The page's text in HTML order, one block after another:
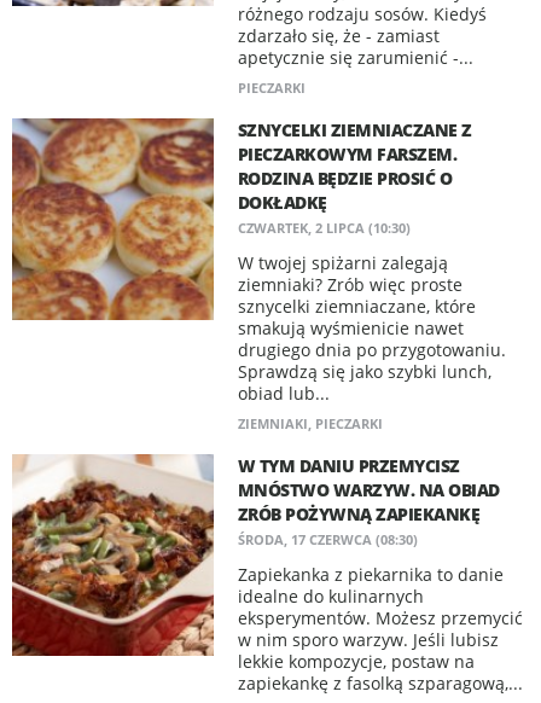
różnego rodzaju sosów. Kiedyś
zdarzało się, że - zamiast
apetycznie się zarumienić -...
PIECZARKI
SZNYCELKI ZIEMNIACZANE Z
PIECZARKOWYM FARSZEM.
RODZINA BĘDZIE PROSIĆ O
DOKŁADKĘ
CZWARTEK, 2 LIPCA (10:30)
W twojej spiżarni zalegają
ziemniaki? Zrób więc proste
sznycelki ziemniaczane, które
smakują wyśmienicie nawet
drugiego dnia po przygotowaniu.
Sprawdzą się jako szybki lunch,
obiad lub...
ZIEMNIAKI, PIECZARKI
W TYM DANIU PRZEMYCISZ
MNÓSTWO WARZYW. NA OBIAD
ZRÓB POŻYWNĄ ZAPIEKANKĘ
ŚRODA, 17 CZERWCA (08:30)
Zapiekanka z piekarnika to danie
idealne do kulinarnych
eksperymentów. Możesz przemycić
w nim sporo warzyw. Jeśli lubisz
lekkie kompozycje, postaw na
zapiekankę z fasolką szparagową,...